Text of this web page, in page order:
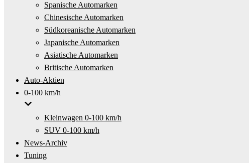
Spanische Automarken
Chinesische Automarken
Südkoreanische Automarken
Japanische Automarken
Asiatische Automarken
Britische Automarken
Auto-Aktien
0-100 km/h
Kleinwagen 0-100 km/h
SUV 0-100 km/h
News-Archiv
Tuning